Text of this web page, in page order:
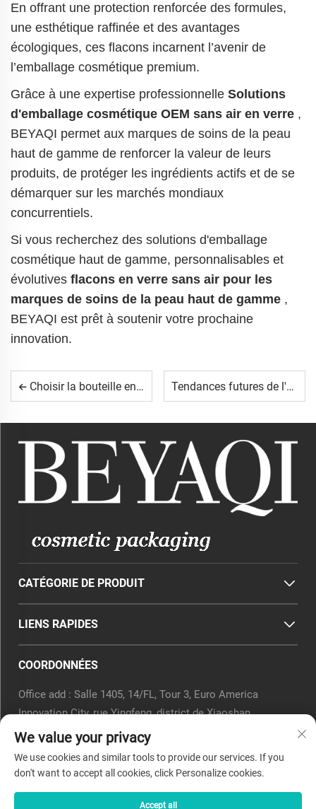
En offrant une protection renforcée des formules,
une esthétique raffinée et des avantages
écologiques, ces flacons incarnent l’avenir de
l’emballage cosmétique premium.
Grâce à une expertise professionnelle Solutions
d'emballage cosmétique OEM sans air en verre ,
BEYAQI permet aux marques de soins de la peau
haut de gamme de renforcer la valeur de leurs
produits, de protéger les ingrédients actifs et de se
démarquer sur les marchés mondiaux
concurrentiels.
Si vous recherchez des solutions d'emballage
cosmétique haut de gamme, personnalisables et
évolutives flacons en verre sans air pour les
marques de soins de la peau haut de gamme ,
BEYAQI est prêt à soutenir votre prochaine
innovation.
Choisir la bouteille en verre adaptée aux produits de soins de la peau Tendances futures de l'emballage cosmétique en verre
CATÉGORIE DE PRODUIT
LIENS RAPIDES
COORDONNÉES
Office add : Salle 1405, 14/FL, Tour 3, Euro America
Innovation City, rue Yingfeng, district de Xiaoshan,
Hangzhou, province du Zhejiang, Chine.
[email protected]
Tél. :
0571-82266375
We value your privacy
We use cookies and similar tools to provide our services. If you
don't want to accept all cookies, click Personalize cookies.
Accept all